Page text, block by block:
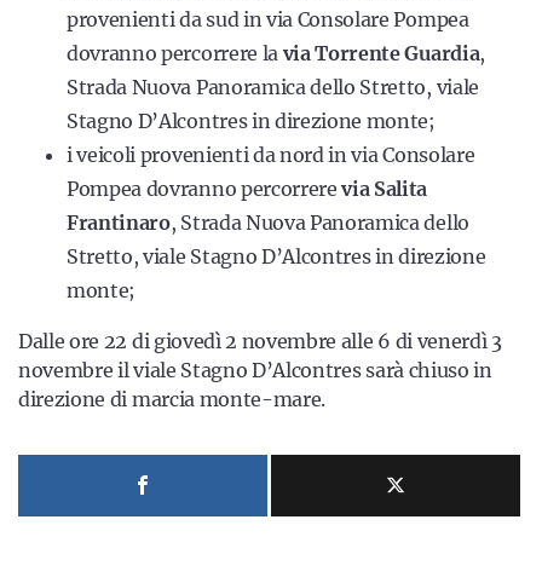
provenienti da sud in via Consolare Pompea
dovranno percorrere la via Torrente Guardia,
Strada Nuova Panoramica dello Stretto, viale
Stagno D’Alcontres in direzione monte;
i veicoli provenienti da nord in via Consolare
Pompea dovranno percorrerevia Salita
Frantinaro, Strada Nuova Panoramica dello
Stretto, viale Stagno D’Alcontres in direzione
monte;
Dalle ore 22 di giovedì 2 novembre alle 6 di venerdì 3
novembre il viale Stagno D’Alcontres sarà chiuso in
direzione di marcia monte-mare.